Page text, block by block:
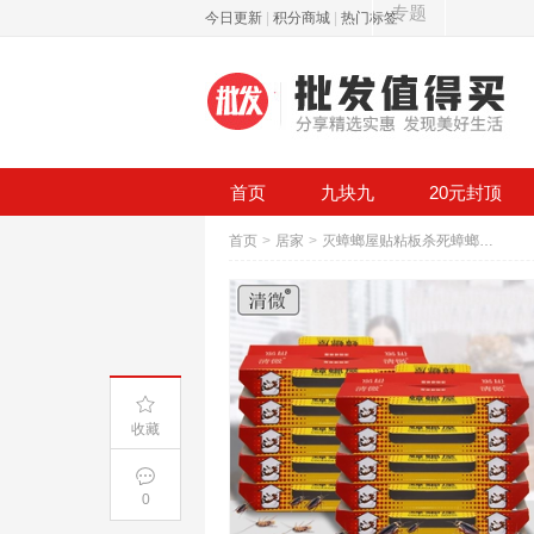
今日更新 积分商城 热门标签
首页 九块九 20元封顶
首页 > 居家 > 灭蟑螂屋贴粘板杀死蟑螂药一窝端
收藏
0
专题